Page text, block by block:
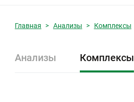
Главная Анализы Комплексы
Анализы Комплексы